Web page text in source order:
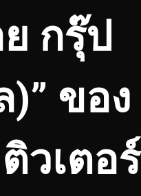
กรุ๊ป
)” ของ
วเตอร์